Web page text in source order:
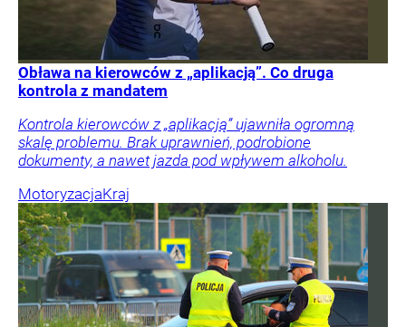
Obława na kierowców z „aplikacją”. Co druga
kontrola z mandatem
Kontrola kierowców z „aplikacją” ujawniła ogromną
skalę problemu. Brak uprawnień, podrobione
dokumenty, a nawet jazda pod wpływem alkoholu.
MotoryzacjaKraj